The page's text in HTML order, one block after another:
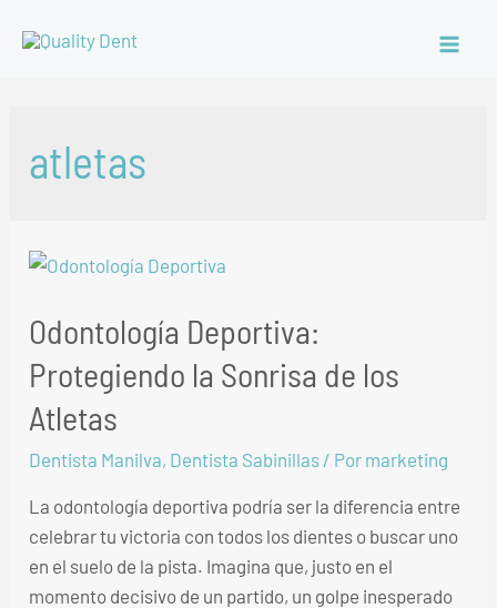
atletas
Odontología Deportiva:
Protegiendo la Sonrisa de los
Atletas
Dentista Manilva, Dentista Sabinillas / Por marketing
La odontología deportiva podría ser la diferencia entre
celebrar tu victoria con todos los dientes o buscar uno
en el suelo de la pista. Imagina que, justo en el
momento decisivo de un partido, un golpe inesperado